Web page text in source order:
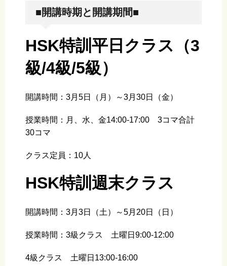
■開講時期と開講期間■
HSK特訓平日クラス（3
級/4級/5級）
開講時間：3月5日（月）～3月30日（金）
授業時間：月、水、金14:00-17:00 3コマ合計
30コマ
クラス定員：10人
HSK特訓週末クラス
開講時間：3月3日（土）～5月20日（日）
授業時間：3級クラス 土曜日9:00-12:00
4級クラス 土曜日13:00-16:00